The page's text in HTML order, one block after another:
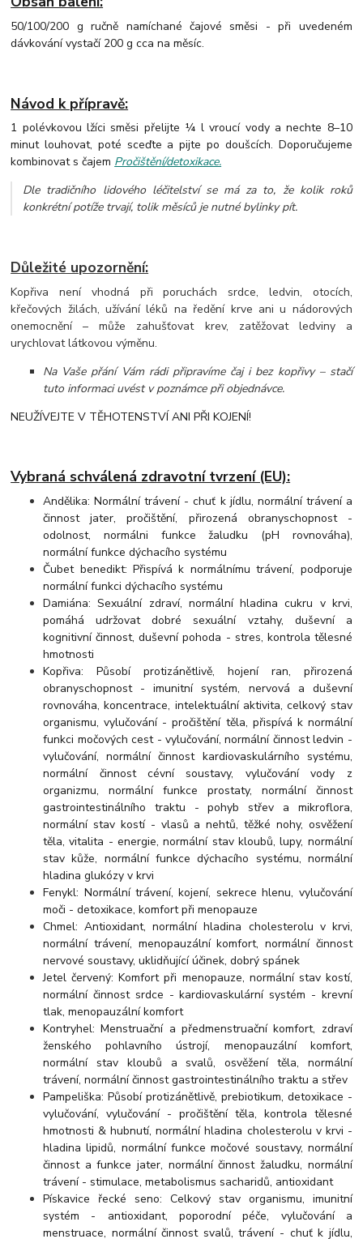
50/100/200 g ručně namíchané čajové směsi - při uvedeném
dávkování vystačí 200 g cca na měsíc.
Návod k přípravě:
1 polévkovou lžíci směsi přelijte ¼ l vroucí vody a nechte 8–10
minut louhovat, poté sceďte a pijte po doušcích. Doporučujeme
kombinovat s čajem Pročištění/detoxikace.
Dle tradičního lidového léčitelství se má za to, že kolik roků
konkrétní potíže trvají, tolik měsíců je nutné bylinky pít.
Důležité upozornění:
Kopřiva není vhodná při poruchách srdce, ledvin, otocích,
křečových žilách, užívání léků na ředění krve ani u nádorových
onemocnění – může zahušťovat krev, zatěžovat ledviny a
urychlovat látkovou výměnu.
Na Vaše přání Vám rádi připravíme čaj i bez kopřivy – stačí
tuto informaci uvést v poznámce při objednávce.
NEUŽÍVEJTE V TĚHOTENSTVÍ ANI PŘI KOJENÍ!
Vybraná schválená zdravotní tvrzení (EU):
Andělika: Normální trávení - chuť k jídlu, normální trávení a
činnost jater, pročištění, přirozená obranyschopnost -
odolnost, normálni funkce žaludku (pH rovnováha),
normální funkce dýchacího systému
Čubet benedikt: Přispívá k normálnímu trávení, podporuje
normální funkci dýchacího systému
Damiána: Sexuální zdraví, normální hladina cukru v krvi,
pomáhá udržovat dobré sexuální vztahy, duševní a
kognitivní činnost, duševní pohoda - stres, kontrola tělesné
hmotnosti
Kopřiva: Působí protizánětlivě, hojení ran, přirozená
obranyschopnost - imunitní systém, nervová a duševní
rovnováha, koncentrace, intelektuální aktivita, celkový stav
organismu, vylučování - pročištění těla, přispívá k normální
funkci močových cest - vylučování, normální činnost ledvin -
vylučování, normální činnost kardiovaskulárního systému,
normální činnost cévní soustavy, vylučování vody z
organizmu, normální funkce prostaty, normální činnost
gastrointestinálního traktu - pohyb střev a mikroflora,
normální stav kostí - vlasů a nehtů, těžké nohy, osvěžení
těla, vitalita - energie, normální stav kloubů, lupy, normální
stav kůže, normální funkce dýchacího systému, normální
hladina glukózy v krvi
Fenykl: Normální trávení, kojení, sekrece hlenu, vylučování
moči - detoxikace, komfort při menopauze
Chmel: Antioxidant, normální hladina cholesterolu v krvi,
normální trávení, menopauzální komfort, normální činnost
nervové soustavy, uklidňující účinek, dobrý spánek
Jetel červený: Komfort při menopauze, normální stav kostí,
normální činnost srdce - kardiovaskulární systém - krevní
tlak, menopauzální komfort
Kontryhel: Menstruační a předmenstruační komfort, zdraví
ženského pohlavního ústrojí, menopauzální komfort,
normální stav kloubů a svalů, osvěžení těla, normální
trávení, normální činnost gastrointestinálního traktu a střev
Pampeliška: Působí protizánětlivě, prebiotikum, detoxikace -
vylučování, vylučování - pročištění těla, kontrola tělesné
hmotnosti & hubnutí, normální hladina cholesterolu v krvi -
hladina lipidů, normální funkce močové soustavy, normální
činnost a funkce jater, normální činnost žaludku, normální
trávení - stimulace, metabolismus sacharidů, antioxidant
Pískavice řecké seno: Celkový stav organismu, imunitní
systém - antioxidant, poporodní péče, vylučování a
menstruace, normální činnost svalů, trávení - chuť k jídlu,